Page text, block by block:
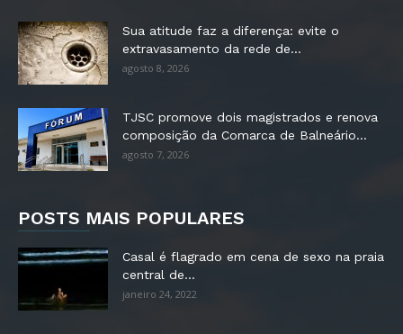
Sua atitude faz a diferença: evite o
extravasamento da rede de...
agosto 8, 2026
TJSC promove dois magistrados e renova
composição da Comarca de Balneário...
agosto 7, 2026
POSTS MAIS POPULARES
Casal é flagrado em cena de sexo na praia
central de...
janeiro 24, 2022